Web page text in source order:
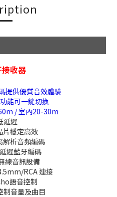
收器
提供優質音效體驗
能可一鍵切換
/ 室內20-30m
延遲
片穩定高效
解析音頻編碼
遲藍牙編碼
線音訊設備
RCA 連接
語音控制
制音量及曲目